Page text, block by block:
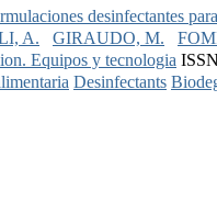
desinfectantes
A. GIRAUDO, M.
Equipos y tecnologia
Desinfectants